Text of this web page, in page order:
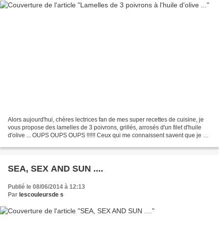
Alors aujourd'hui, chères lectrices fan de mes super recettes de cuisine, je
vous propose des lamelles de 3 poivrons, grillés, arrosés d'un filet d'huile
d'olive ... OUPS OUPS OUPS !!!!!! Ceux qui me connaissent savent que je ne
SEA, SEX AND SUN ....
Publié le 08/06/2014 à 12:13
Par lescouleursde s